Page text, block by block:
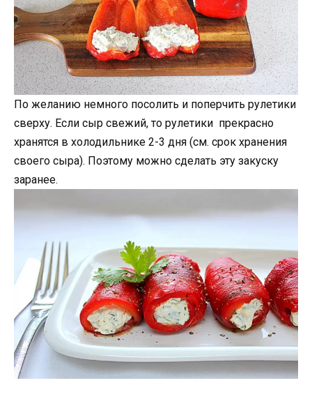
По желанию немного посолить и поперчить рулетики
сверху. Если сыр свежий, то рулетики прекрасно
хранятся в холодильнике 2-3 дня (см. срок хранения
своего сыра). Поэтому можно сделать эту закуску
заранее.